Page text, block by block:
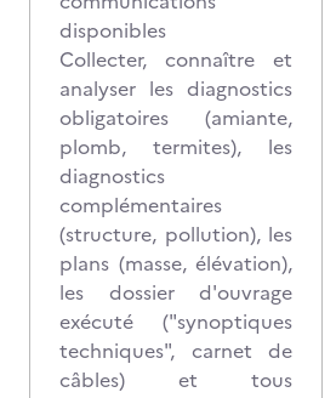
disponibles
Collecter, connaître et
analyser les diagnostics
obligatoires (amiante,
plomb, termites), les
diagnostics
complémentaires
(structure, pollution), les
plans (masse, élévation),
les dossier d'ouvrage
exécuté ("synoptiques
techniques", carnet de
câbles) et tous